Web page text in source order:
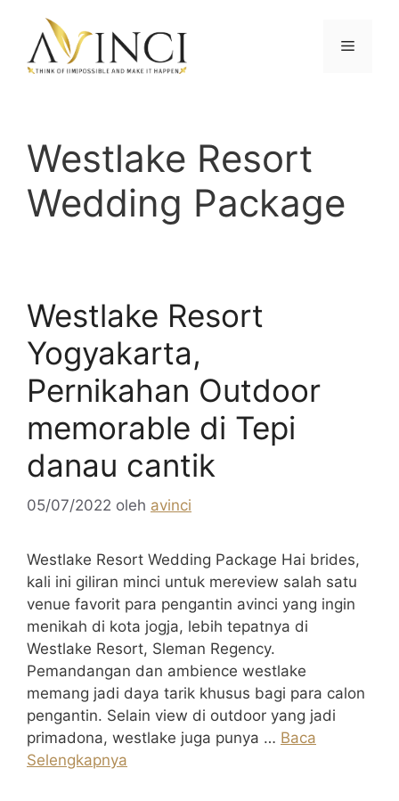
Menu
Westlake Resort
Wedding Package
Westlake Resort
Yogyakarta,
Pernikahan Outdoor
memorable di Tepi
danau cantik
05/07/2022 oleh avinci
Westlake Resort Wedding Package Hai brides,
kali ini giliran minci untuk mereview salah satu
venue favorit para pengantin avinci yang ingin
menikah di kota jogja, lebih tepatnya di
Westlake Resort, Sleman Regency.
Pemandangan dan ambience westlake
memang jadi daya tarik khusus bagi para calon
pengantin. Selain view di outdoor yang jadi
primadona, westlake juga punya … Baca
Selengkapnya